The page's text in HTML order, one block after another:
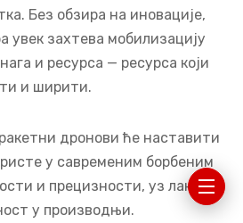
Без обзира на иновације,
увек захтева мобилизацију
и ресурса — ресурса који
и ширити.
дронови ће наставити
у савременим борбеним
и прецизности, уз лакоћу
у производњи.